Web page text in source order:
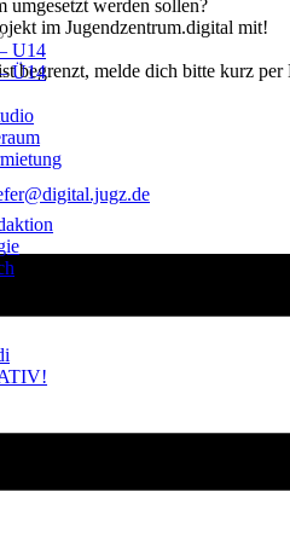
U14
Ü14
umgesetzt werden sollen?
im Jugendzentrum.digital mit!
begrenzt, melde dich bitte kurz